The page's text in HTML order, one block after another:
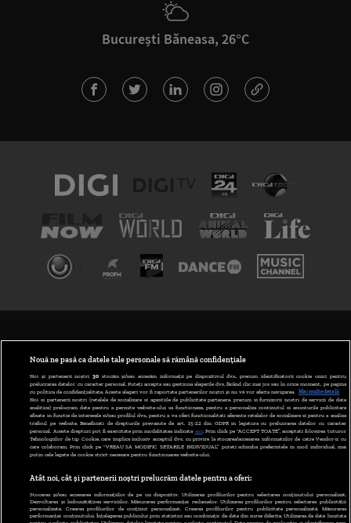
București Băneasa, 26°C
ABONARE DIGI TV
GESTIONAȚI PREFERINȚELE
CODUL DIGI24
CAMERE WEB
CONTACT/INFO
Nouă ne pasă ca datele tale personale să rămână confidențiale
Noi și partenerii noștri 30stocăm și/sau accesăm informații pe dispozitivul dvs., precum identificatorii cookie unici pentru
prelucrarea datelor cu caracter personal. Puteți accepta sau gestiona alegerile dvs. făcând clic mai jos sau în orice moment, pe pagina
cu politica de confidențialitate. Aceste alegeri vor fi raportate partenerilor noștri și nu vă vor afecta navigarea.
Mai multe detalii
Noi si partenerii nostri (retelele de socializare si agentiile de publicitate partenere, precum si furnizorii nostri de servicii de date
analitice) prelucram date pentru a permite website-ului sa functioneze, pentru a personaliza continutul si anunturile publicitare
afisate in functie de interesele si/sau profilul dvs., pentru a va oferi functionalitati aferente retelelor de socializare si pentru a analiza
traficul pe website. Beneficiati de drepturile prevazute de art. 15-22 din GDPR in legatura cu prelucrarea datelor cu caracter
personal. Aceste drepturi pot fi exercitate prin modalitatea indicata aici. Prin click pe “ACCEPT TOATE”, acceptati folosirea tuturor
Tehnologiilor de tip Cookie, care implica inclusiv acceptul dvs. cu privire la stocarea/accesarea informatiilor de catre Vendor-ii cu
care colaboram. Prin click pe “VREAU SA MODIFIC SETARILE INDIVIDUAL” puteti schimba preferintele in mod individual, mai
putin cele legate de cookie strict necesare pentru functionarea website-ului.
Atât noi, cât și partenerii noștri prelucrăm datele pentru a oferi:
Stocarea și/sau accesarea informațiilor de pe un dispozitiv. Utilizarea profilurilor pentru selectarea conținutului personalizat.
Dezvoltarea și îmbunătățirea serviciilor. Măsurarea performanței reclamelor. Utilizarea profilurilor pentru selectarea publicității
personalizate. Crearea profilurilor de conținut personalizat. Crearea profilurilor pentru publicitate personalizată. Măsurarea
performanței conținutului. Înțelegerea publicului prin statistici sau combinații de date din surse diferite. Utilizarea de date limitate